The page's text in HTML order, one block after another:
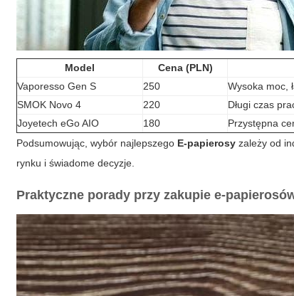
Model Cena (PLN)
Vaporesso Gen S
250 Wysoka moc,
SMOK Novo 4
220 Długi czas
Joyetech eGo AIO
180 Przystępna
Podsumowując, wybór najlepszego E-papierosy zależy od
rynku i świadome decyzje.
Praktyczne porady przy zakupie e-